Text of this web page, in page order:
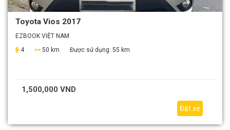
Toyota Vios 2017
EZBOOK VIỆT NAM
4
50 km Được sử dụng: 55 km
1,500,000 VND
Đặt xe